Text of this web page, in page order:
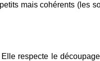
mais cohérents (les
respecte le